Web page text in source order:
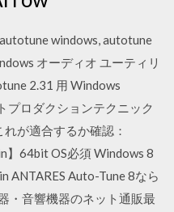
windows, autotune
オーディオ ユーティリ
2.31 用 Windows
プロダクションテクニック
が適合するか確認：
】64bit OS必須 Windows 8
ANTARES Auto-Tune 8なら
・音響機器のネット通販最